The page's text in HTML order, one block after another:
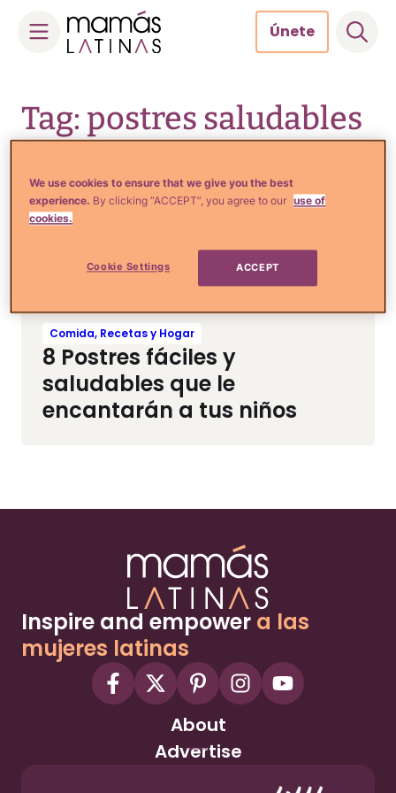
content
Únete
Tag: postres saludables
Comida, Recetas y Hogar
Receta de chocolate con
frutos secos para tus hijitos
Comida, Recetas y Hogar
8 Postres fáciles y
saludables que le
encantarán a tus niños
Inspire and empower a las
mujeres latinas
About
Advertise
We use cookies to ensure that we give you the best
experience. By clicking “ACCEPT”, you agree to our use of
cookies.
Cookie Settings ACCEPT